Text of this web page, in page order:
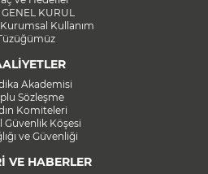
KURUL
Kullanım
Akademisi
Sözleşme
Komiteleri
Güvenlik Köşesi
ve Güvenliği
VE HABERLER